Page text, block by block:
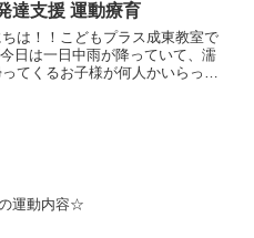
達支援 運動療育
は！！こどもプラス成東教室で
日は一日中雨が降っていて、濡
てくるお子様が何人かいらっし
運動内容☆